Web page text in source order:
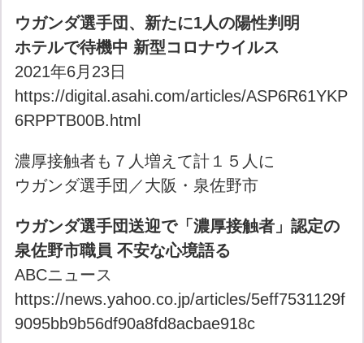
ウガンダ選手団、新たに1人の陽性判明
ホテルで待機中 新型コロナウイルス
2021年6月23日
https://digital.asahi.com/articles/ASP6R61YKP
6RPPTB00B.html
濃厚接触者も７人増えて計１５人に
ウガンダ選手団／大阪・泉佐野市
ウガンダ選手団送迎で「濃厚接触者」認定の
泉佐野市職員 不安な心境語る
ABCニュース
https://news.yahoo.co.jp/articles/5eff7531129f
9095bb9b56df90a8fd8acbae918c